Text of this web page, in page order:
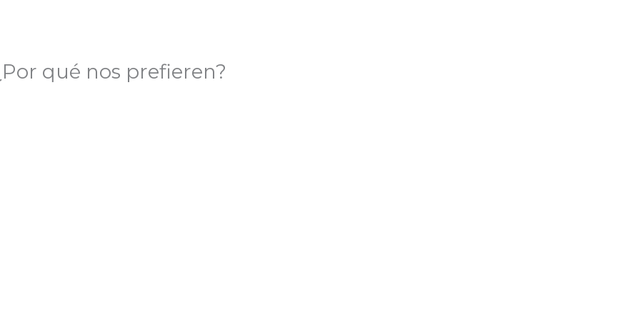
qué nos prefieren?